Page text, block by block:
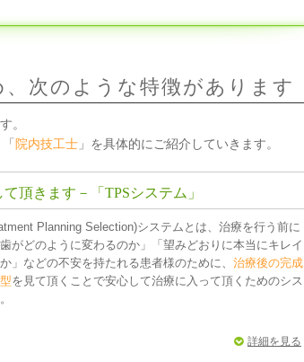
次のような特徴があります
。
「 院内技工士 」を具体的にご紹介していきます。
て頂きます －「TPSシステム」
Planning Selection)システムとは、治療を行う前に
歯がどのように変わるのか」「望みどおりに本当にキレイ
」などの不安を持たれる患者様のために、 治療後の完成
を見て頂くことで安心して治療に入って頂くためのシス
詳細を見る